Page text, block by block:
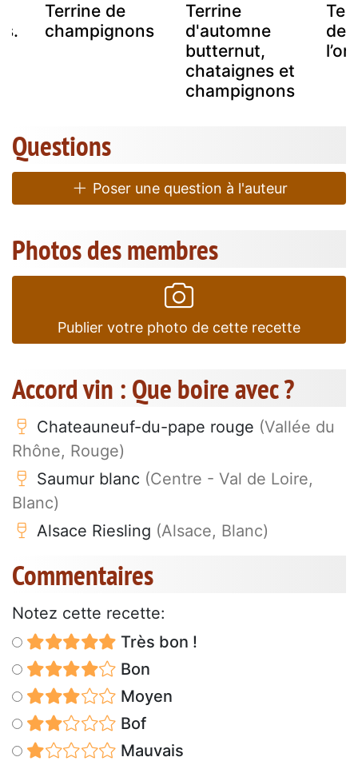
Terrine de
champignons
Terrine
d'automne
butternut,
chataignes et
champignons
de
Questions
Poser une question à l'auteur
Photos des membres
Publier votre photo de cette recette
Accord vin : Que boire avec ?
Chateauneuf-du-pape rouge (Vallée du
Rhône, Rouge)
Saumur blanc (Centre - Val de Loire,
Blanc)
Alsace Riesling (Alsace, Blanc)
Commentaires
Notez cette recette:
Très bon !
Bon
Moyen
Bof
Mauvais